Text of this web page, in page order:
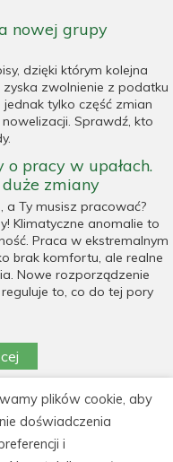
nowej grupy
dzięki którym kolejna
zwolnienie z podatku
tylko część zmian
Sprawdź, kto
o pracy w upałach.
zmiany
a Ty musisz pracować?
Klimatyczne anomalie to
Praca w ekstremalnym
brak komfortu, ale realne
Nowe rozporządzenie
to, co do tej pory
plików cookie, aby
doświadczenia
i